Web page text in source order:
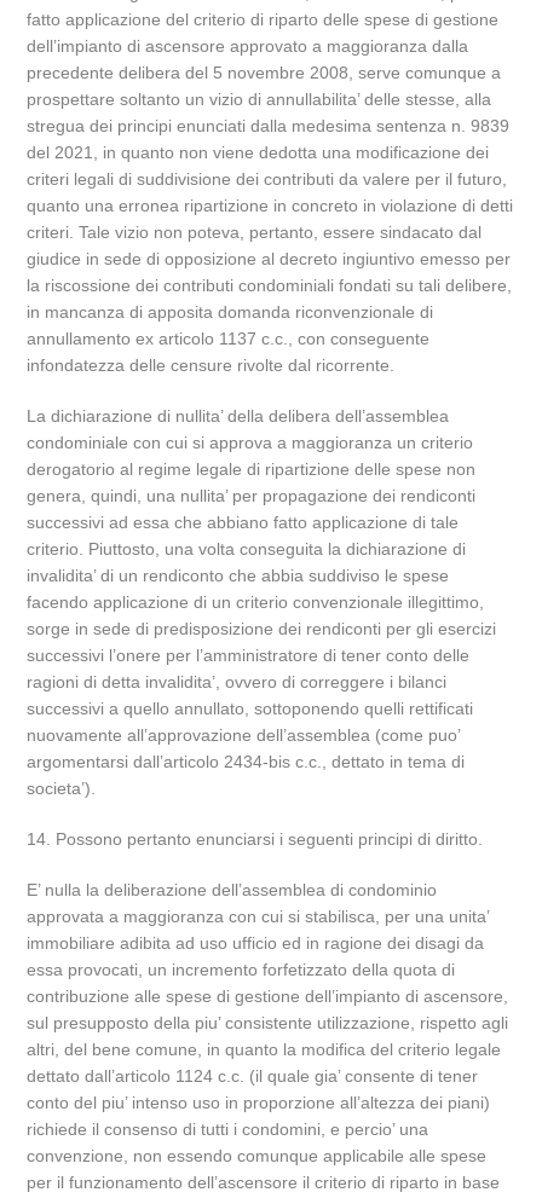
fatto applicazione del criterio di riparto delle spese di gestione
dell’impianto di ascensore approvato a maggioranza dalla
precedente delibera del 5 novembre 2008, serve comunque a
prospettare soltanto un vizio di annullabilita’ delle stesse, alla
stregua dei principi enunciati dalla medesima sentenza n. 9839
del 2021, in quanto non viene dedotta una modificazione dei
criteri legali di suddivisione dei contributi da valere per il futuro,
quanto una erronea ripartizione in concreto in violazione di detti
criteri. Tale vizio non poteva, pertanto, essere sindacato dal
giudice in sede di opposizione al decreto ingiuntivo emesso per
la riscossione dei contributi condominiali fondati su tali delibere,
in mancanza di apposita domanda riconvenzionale di
annullamento ex articolo 1137 c.c., con conseguente
infondatezza delle censure rivolte dal ricorrente.
La dichiarazione di nullita’ della delibera dell’assemblea
condominiale con cui si approva a maggioranza un criterio
derogatorio al regime legale di ripartizione delle spese non
genera, quindi, una nullita’ per propagazione dei rendiconti
successivi ad essa che abbiano fatto applicazione di tale
criterio. Piuttosto, una volta conseguita la dichiarazione di
invalidita’ di un rendiconto che abbia suddiviso le spese
facendo applicazione di un criterio convenzionale illegittimo,
sorge in sede di predisposizione dei rendiconti per gli esercizi
successivi l’onere per l’amministratore di tener conto delle
ragioni di detta invalidita’, ovvero di correggere i bilanci
successivi a quello annullato, sottoponendo quelli rettificati
nuovamente all’approvazione dell’assemblea (come puo’
argomentarsi dall’articolo 2434-bis c.c., dettato in tema di
societa’).
14. Possono pertanto enunciarsi i seguenti principi di diritto.
E’ nulla la deliberazione dell’assemblea di condominio
approvata a maggioranza con cui si stabilisca, per una unita’
immobiliare adibita ad uso ufficio ed in ragione dei disagi da
essa provocati, un incremento forfetizzato della quota di
contribuzione alle spese di gestione dell’impianto di ascensore,
sul presupposto della piu’ consistente utilizzazione, rispetto agli
altri, del bene comune, in quanto la modifica del criterio legale
dettato dall’articolo 1124 c.c. (il quale gia’ consente di tener
conto del piu’ intenso uso in proporzione all’altezza dei piani)
richiede il consenso di tutti i condomini, e percio’ una
convenzione, non essendo comunque applicabile alle spese
per il funzionamento dell’ascensore il criterio di riparto in base